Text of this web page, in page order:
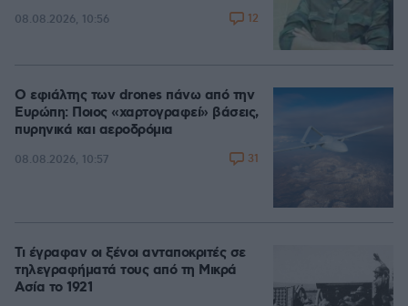
08.08.2026, 10:56 12
Ο εφιάλτης των drones πάνω από την
Ευρώπη: Ποιος «χαρτογραφεί» βάσεις,
πυρηνικά και αεροδρόμια
08.08.2026, 10:57 31
Τι έγραφαν οι ξένοι ανταποκριτές σε
τηλεγραφήματά τους από τη Μικρά
Ασία το 1921